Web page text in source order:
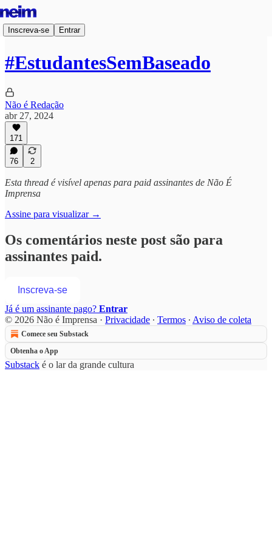
Inscreva-se Entrar
#EstudantesSemBaseado
Não é Redação
abr 27, 2024
171
76 2
Esta thread é visível apenas para paid assinantes de Não É
Imprensa
Assine para visualizar →
Os comentários neste post são para
assinantes paid.
Inscreva-se
Já é um assinante pago? Entrar
© 2026 Não é Imprensa · Privacidade ∙ Termos ∙ Aviso de coleta
Comece seu Substack
Obtenha o App
Substack é o lar da grande cultura